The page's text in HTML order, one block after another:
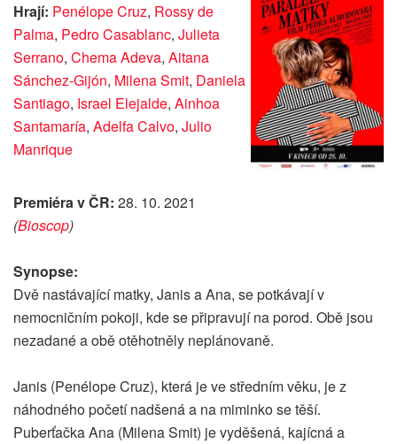
Hrají: Penélope Cruz, Rossy de
Palma, Pedro Casablanc, Julieta
Serrano, Chema Adeva, Aitana
Sánchez-Gijón, Milena Smit, Daniela
Santiago, Israel Elejalde, Ainhoa
Santamaría, Adelfa Calvo, Julio
Manrique
Premiéra v ČR: 28. 10. 2021
(Bioscop)
Synopse:
Dvě nastávající matky, Janis a Ana, se potkávají v
nemocničním pokoji, kde se připravují na porod. Obě jsou
nezadané a obě otěhotněly neplánovaně.
Janis (Penélope Cruz), která je ve středním věku, je z
náhodného početí nadšená a na miminko se těší.
Puberťačka Ana (Milena Smit) je vyděšená, kajícná a